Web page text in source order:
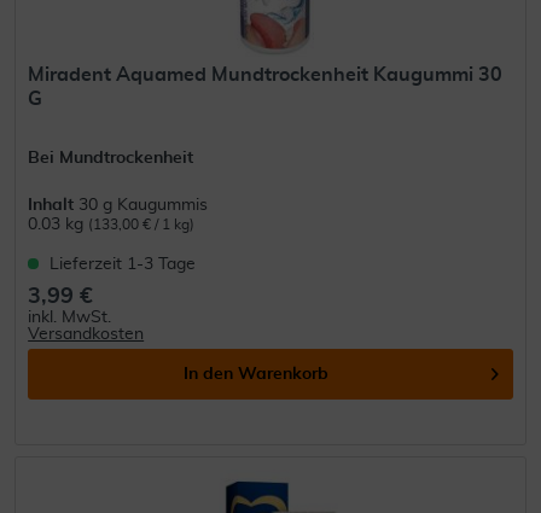
Miradent Aquamed Mundtrockenheit Kaugummi 30
G
Bei Mundtrockenheit
Inhalt 30 g Kaugummis
0.03 kg (133,00 € / 1 kg)
Lieferzeit 1-3 Tage
3,99 €
inkl. MwSt.
Versandkosten
In den Warenkorb